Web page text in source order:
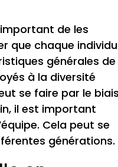
de les
que chaque individu
générales
à la diversité
se faire par le
il est important
Cela peut se
générations.